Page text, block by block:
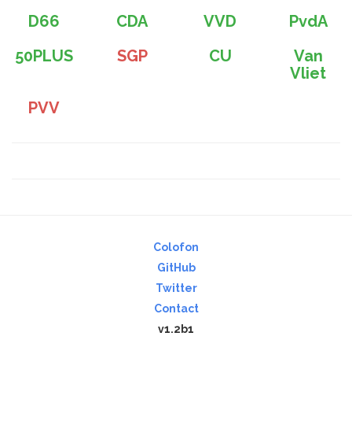
D66
CDA VVD
PvdA
50PLUS
SGP CU
Van
Vliet
PVV
Colofon
GitHub
Twitter
Contact
v1.2b1